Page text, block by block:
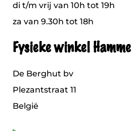
di t/m vrij van 10h tot 19h
za van 9.30h tot 18h
Fysieke winkel Hamme
De Berghut bv
Plezantstraat 11
België